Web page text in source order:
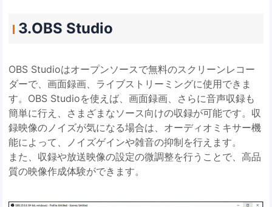
3.OBS Studio
OBS Studioはオープンソースで無料のスクリーンレコー
ダーで、画面録画、ライブストリーミングに使用できま
す。OBS Studioを使えば、画面録画、さらに音声収録も
簡単に行え、さまざまなソース向けの収録が可能です。収
録映像のノイズが気になる場合は、オーディオミキサー機
能によって、ノイズゲインや雑音の抑制を行えます。
また、収録や放送映像の設定の微調整を行うことで、高品
質の映像作成体験ができます。